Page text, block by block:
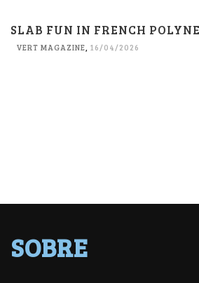
SLAB FUN IN FRENCH
VERT MAGAZINE, 16/04/2026
SOBRE